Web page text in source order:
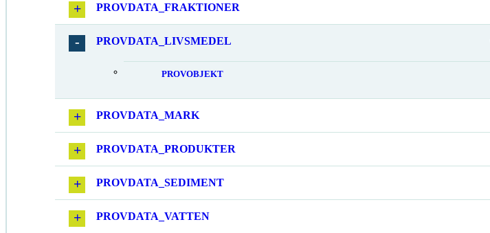
PROVDATA_FRAKTIONER
PROVDATA_LIVSMEDEL
PROVOBJEKT
PROVDATA_MARK
PROVDATA_PRODUKTER
PROVDATA_SEDIMENT
PROVDATA_VATTEN